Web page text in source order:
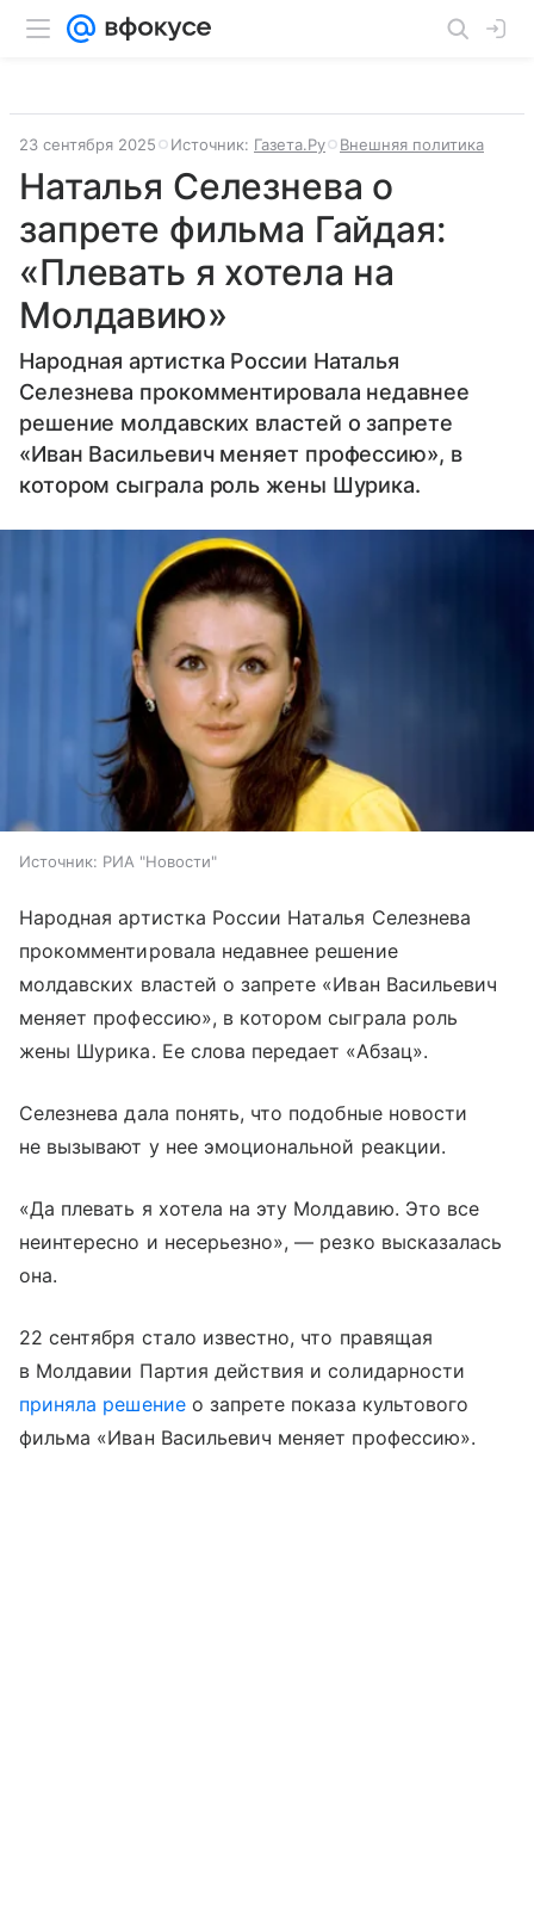
23 сентября 2025 Источник: Газета.Ру Внешняя политика
Наталья Селезнева о
запрете фильма Гайдая:
«Плевать я хотела на
Молдавию»
Народная артистка России Наталья
Селезнева прокомментировала недавнее
решение молдавских властей о запрете
«Иван Васильевич меняет профессию», в
котором сыграла роль жены Шурика.
Источник: РИА "Новости"
Народная артистка России Наталья Селезнева
прокомментировала недавнее решение
молдавских властей о запрете «Иван Васильевич
меняет профессию», в котором сыграла роль
жены Шурика. Ее слова передает «Абзац».
Селезнева дала понять, что подобные новости
не вызывают у нее эмоциональной реакции.
«Да плевать я хотела на эту Молдавию. Это все
неинтересно и несерьезно», — резко высказалась
она.
22 сентября стало известно, что правящая
в Молдавии Партия действия и солидарности
приняла решениео запрете показа культового
фильма «Иван Васильевич меняет профессию».